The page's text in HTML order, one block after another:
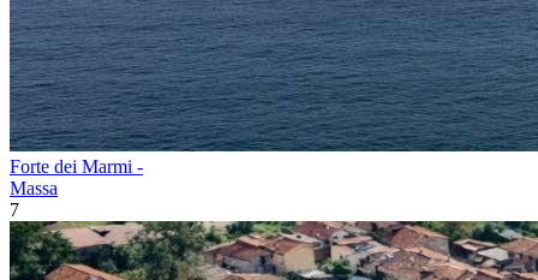
Forte dei Marmi -
Massa
7